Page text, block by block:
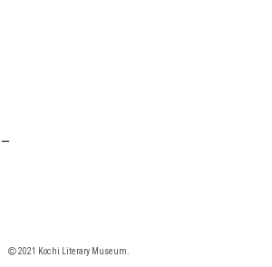
2021 Kochi Literary Museum.